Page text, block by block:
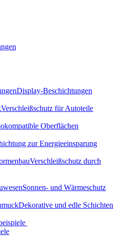
Display-Beschichtungen
Verschleiß­schutz für Autoteile
Oberflächen
zur Energieeinsparung
Verschleißschutz durch
Son­nen- und Wär­me­schutz
Dekorative und edle Schichten